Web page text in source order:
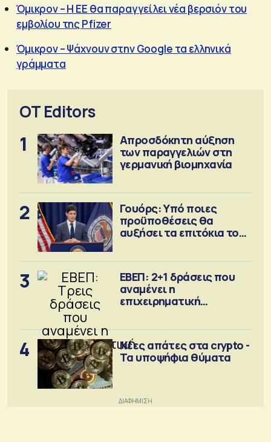
Όμικρον – Η ΕΕ θα παραγγείλει νέα βερσιόν του
εμβολίου της Pfizer
Όμικρον – Ψάχνουν στην Google τα ελληνικά
γράμματα
OT Editors
1
Απροσδόκητη αύξηση
των παραγγελιών στη
γερμανική βιομηχανία
2
Γουόρς: Υπό ποιες
προϋποθέσεις θα
αυξήσει τα επιτόκια τον
3
ΕΒΕΠ: 2+1 δράσεις που
αναμένει η
επιχειρηματική
4
Νέες απάτες στα crypto -
Τα υποψήφια θύματα